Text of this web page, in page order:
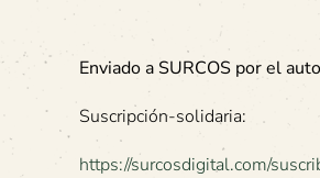
Enviado a SURCOS por el
Suscripción-solidaria:
https://surcosdigital.com/